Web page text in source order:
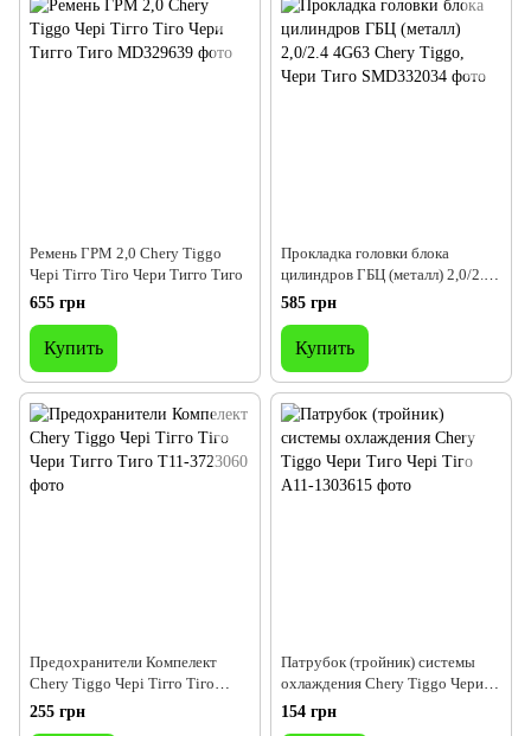
Ремень ГРМ 2,0 Chery Tiggo
Чері Тігго Тіго Чери Тигго Тиго
655 грн
Купить
Прокладка головки блока
цилиндров ГБЦ (металл) 2,0/2.4
4G63 Chery Tiggo, Чери Тиго
585 грн
Купить
Предохранители Компелект
Chery Tiggo Чері Тігго Тіго
Чери Тигго Тиго
255 грн
Патрубок (тройник) системы
охлаждения Chery Tiggo Чери
Тиго Чері Тіго
154 грн